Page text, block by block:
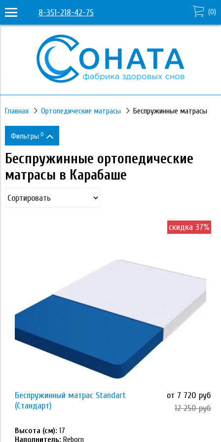
8-351-218-42-75 (0)
Главная Ортопедические матрасы Беспружинные матрасы
Фильтры 0
Цена
кокосовая койра
высокоэластичная пена ECOFOAM
Reborn, Orto Foam
Применить
Размер
Беспружинные ортопедические
матрасы в Карабаше
скидка 37%
Беспружинный матрас Standart
(Стандарт)
от 7 720 руб
12 250 руб
Высота (см): 17
Наполнитель: Reborn